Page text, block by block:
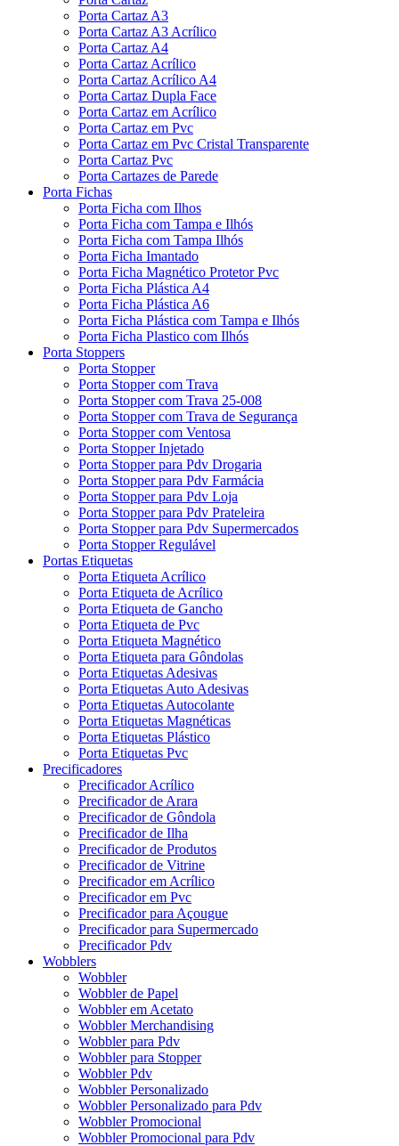
Porta Cartaz A3
Porta Cartaz A3 Acrílico
Porta Cartaz A4
Porta Cartaz Acrílico
Porta Cartaz Acrílico A4
Porta Cartaz Dupla Face
Porta Cartaz em Acrílico
Porta Cartaz em Pvc
Porta Cartaz em Pvc Cristal Transparente
Porta Cartaz Pvc
Porta Cartazes de Parede
Porta Fichas
Porta Ficha com Ilhos
Porta Ficha com Tampa e Ilhós
Porta Ficha com Tampa Ilhós
Porta Ficha Imantado
Porta Ficha Magnético Protetor Pvc
Porta Ficha Plástica A4
Porta Ficha Plástica A6
Porta Ficha Plástica com Tampa e Ilhós
Porta Ficha Plastico com Ilhós
Porta Stoppers
Porta Stopper
Porta Stopper com Trava
Porta Stopper com Trava 25-008
Porta Stopper com Trava de Segurança
Porta Stopper com Ventosa
Porta Stopper Injetado
Porta Stopper para Pdv Drogaria
Porta Stopper para Pdv Farmácia
Porta Stopper para Pdv Loja
Porta Stopper para Pdv Prateleira
Porta Stopper para Pdv Supermercados
Porta Stopper Regulável
Portas Etiquetas
Porta Etiqueta Acrílico
Porta Etiqueta de Acrílico
Porta Etiqueta de Gancho
Porta Etiqueta de Pvc
Porta Etiqueta Magnético
Porta Etiqueta para Gôndolas
Porta Etiquetas Adesivas
Porta Etiquetas Auto Adesivas
Porta Etiquetas Autocolante
Porta Etiquetas Magnéticas
Porta Etiquetas Plástico
Porta Etiquetas Pvc
Precificadores
Precificador Acrílico
Precificador de Arara
Precificador de Gôndola
Precificador de Ilha
Precificador de Produtos
Precificador de Vitrine
Precificador em Acrílico
Precificador em Pvc
Precificador para Açougue
Precificador para Supermercado
Precificador Pdv
Wobblers
Wobbler
Wobbler de Papel
Wobbler em Acetato
Wobbler Merchandising
Wobbler para Pdv
Wobbler para Stopper
Wobbler Pdv
Wobbler Personalizado
Wobbler Personalizado para Pdv
Wobbler Promocional
Wobbler Promocional para Pdv